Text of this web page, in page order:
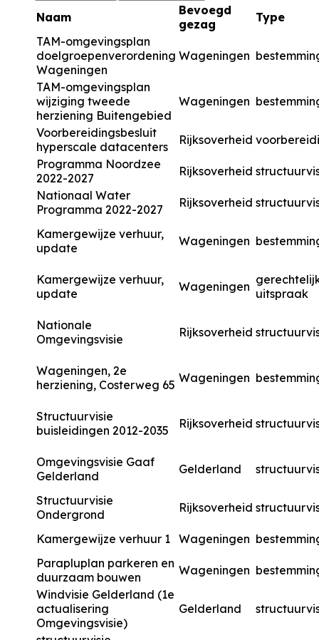
Naam
Bevoegd
gezag
Type
TAM-omgevingsplan
doelgroepenverordening
Wageningen
Wageningen
TAM-omgevingsplan
wijziging tweede
herziening Buitengebied
Wageningen
Voorbereidingsbesluit
hyperscale datacenters
Rijksoverheid
Programma Noordzee
2022-2027
Rijksoverheid
Nationaal Water
Programma 2022-2027
Rijksoverheid
Kamergewijze verhuur,
update
Wageningen
Kamergewijze verhuur,
update
Wageningen uitspraak
Nationale
Omgevingsvisie
Rijksoverheid
Wageningen, 2e
herziening, Costerweg 65 Wageningen
Structuurvisie
buisleidingen 2012-2035
Rijksoverheid
Omgevingsvisie Gaaf
Gelderland
Gelderland
Structuurvisie
Ondergrond
Rijksoverheid
Kamergewijze verhuur 1 Wageningen
Parapluplan parkeren en
duurzaam bouwen
Wageningen
Windvisie Gelderland (1e
actualisering
Omgevingsvisie)
Gelderland